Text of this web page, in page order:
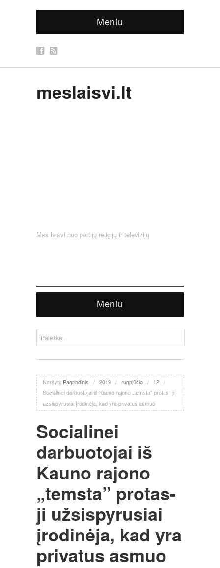
Meniu
meslaisvi.lt
Mes laisvi nuo partijų religijų ir televizijų
Meniu
Naršyti: Pagrindinis / 2019 / rugpjūčio / 12 /
Socialinei darbuotojai iš Kauno rajono „temsta” protas- ji
užsispyrusiai įrodinėja, kad yra privatus asmuo
Socialinei
darbuotojai iš
Kauno rajono
„temsta” protas-
ji užsispyrusiai
įrodinėja, kad yra
privatus asmuo